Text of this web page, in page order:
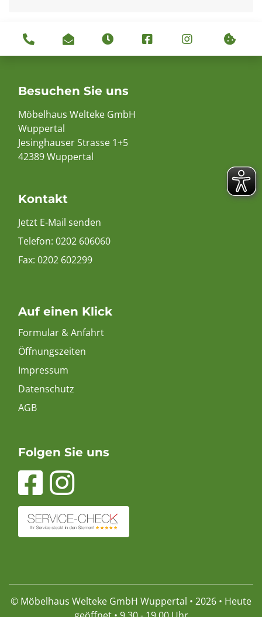
Besuchen Sie uns
Möbelhaus Welteke GmbH
Wuppertal
Jesinghauser Strasse 1+5
42389 Wuppertal
Kontakt
Jetzt E-Mail senden
Telefon: 0202 606060
Fax: 0202 602299
Auf einen Klick
Formular & Anfahrt
Öffnungszeiten
Impressum
Datenschutz
AGB
Folgen Sie uns
© Möbelhaus Welteke GmbH Wuppertal • 2026 • Heute